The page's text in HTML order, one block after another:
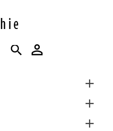
person_outline
search
add
add
add